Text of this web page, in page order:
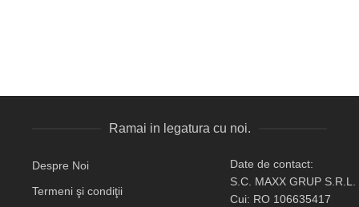
Ramai in legatura cu noi.
Despre Noi
Termeni şi condiţii
Date de contact:
S.C. MAXX GRUP S.R.L.
Cui: RO 106635417